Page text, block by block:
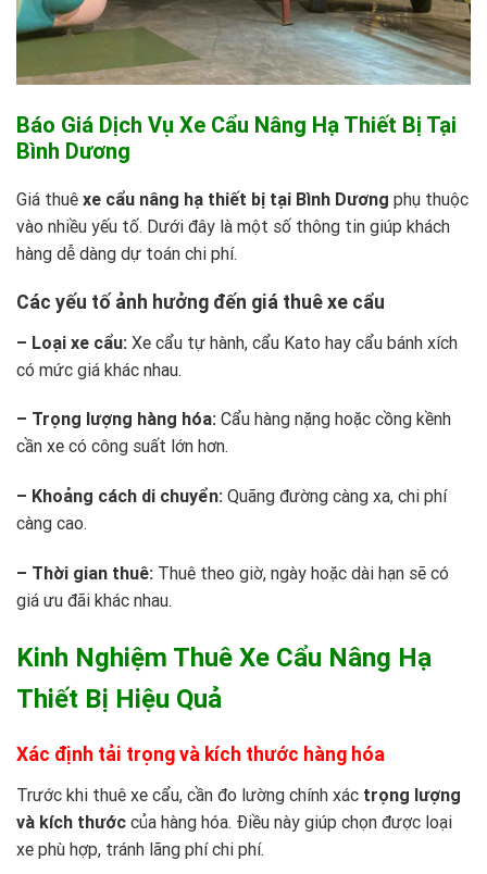
Báo Giá Dịch Vụ Xe Cẩu Nâng Hạ Thiết Bị Tại
Bình Dương
Giá thuê xe cẩu nâng hạ thiết bị tại Bình Dương phụ thuộc
vào nhiều yếu tố. Dưới đây là một số thông tin giúp khách
hàng dễ dàng dự toán chi phí.
Các yếu tố ảnh hưởng đến giá thuê xe cẩu
– Loại xe cẩu: Xe cẩu tự hành, cẩu Kato hay cẩu bánh xích
có mức giá khác nhau.
– Trọng lượng hàng hóa: Cẩu hàng nặng hoặc cồng kềnh
cần xe có công suất lớn hơn.
– Khoảng cách di chuyển: Quãng đường càng xa, chi phí
càng cao.
– Thời gian thuê: Thuê theo giờ, ngày hoặc dài hạn sẽ có
giá ưu đãi khác nhau.
Kinh Nghiệm Thuê Xe Cẩu Nâng Hạ
Thiết Bị Hiệu Quả
Xác định tải trọng và kích thước hàng hóa
Trước khi thuê xe cẩu, cần đo lường chính xác trọng lượng
và kích thước của hàng hóa. Điều này giúp chọn được loại
xe phù hợp, tránh lãng phí chi phí.